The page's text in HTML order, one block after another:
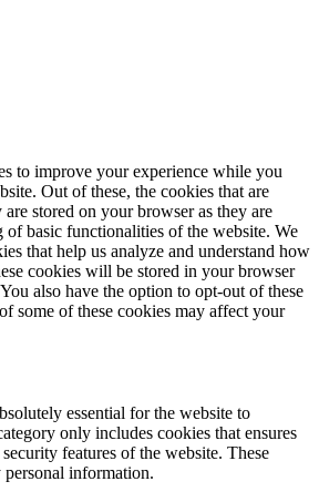
to improve your experience while you
Out of these, the cookies that are
are stored on your browser as they are
of basic functionalities of the website. We
that help us analyze and understand how
cookies will be stored in your browser
also have the option to opt-out of these
some of these cookies may affect your
essential for the website to
only includes cookies that ensures
features of the website. These
information.